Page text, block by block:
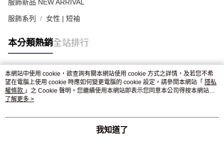
服飾新品 NEW ARRIVAL
服飾系列 女性 | 短袖
本分類熱銷全站排行
熱門標籤
本網站中使用 cookie，欲查詢有關本網站使用 cookie 方式之詳情，及若您不希
望在電腦上使用 cookie 時應如何變更電腦的 cookie 設定，請參閱本網站「 隱私
權條款 」之 Cookie 聲明。您繼續使用本網站即表示您同意本公司得按本網站使
用條款之 Cookie 聲明使用 cookie。
了解更多 >
我知道了